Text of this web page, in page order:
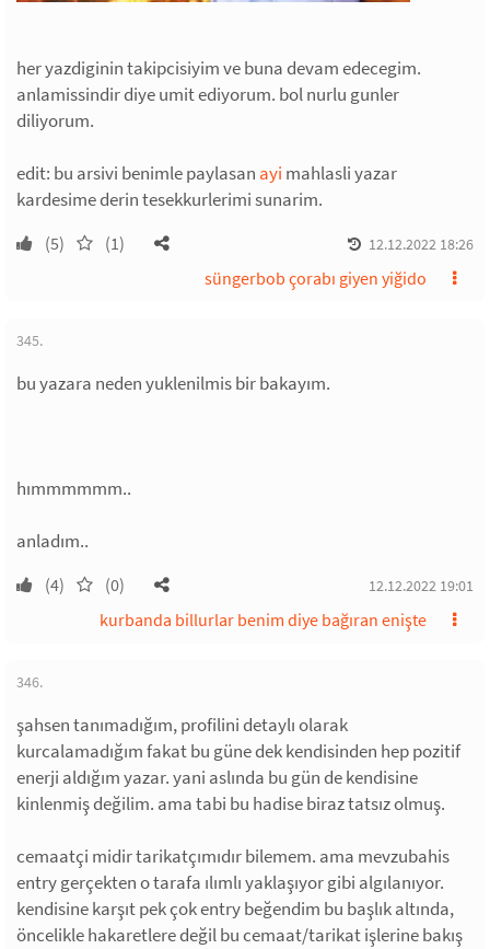
her yazdiginin takipcisiyim ve buna devam edecegim.
anlamissindir diye umit ediyorum. bol nurlu gunler
diliyorum.
edit: bu arsivi benimle paylasan ayi mahlasli yazar
kardesime derin tesekkurlerimi sunarim.
(5) (1) 12.12.2022 18:26
süngerbob çorabı giyen yiğido
345.
bu yazara neden yuklenilmis bir bakayım.
hımmmmmm..
anladım..
(4) (0) 12.12.2022 19:01
kurbanda billurlar benim diye bağıran enişte
346.
şahsen tanımadığım, profilini detaylı olarak
kurcalamadığım fakat bu güne dek kendisinden hep pozitif
enerji aldığım yazar. yani aslında bu gün de kendisine
kinlenmiş değilim. ama tabi bu hadise biraz tatsız olmuş.
cemaatçi midir tarikatçımıdır bilemem. ama mevzubahis
entry gerçekten o tarafa ılımlı yaklaşıyor gibi algılanıyor.
kendisine karşıt pek çok entry beğendim bu başlık altında,
öncelikle hakaretlere değil bu cemaat/tarikat işlerine bakış